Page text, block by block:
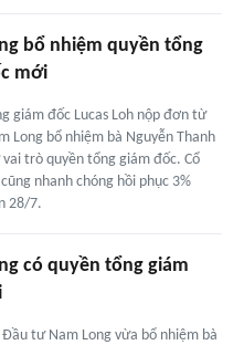
bổ nhiệm quyền tổng
mới
giám đốc Lucas Loh nộp đơn từ
Long bổ nhiệm bà Nguyễn Thanh
trò quyền tổng giám đốc. Cổ
nhanh chóng hồi phục 3%
28/7.
có quyền tổng giám
Đầu tư Nam Long vừa bổ nhiệm bà